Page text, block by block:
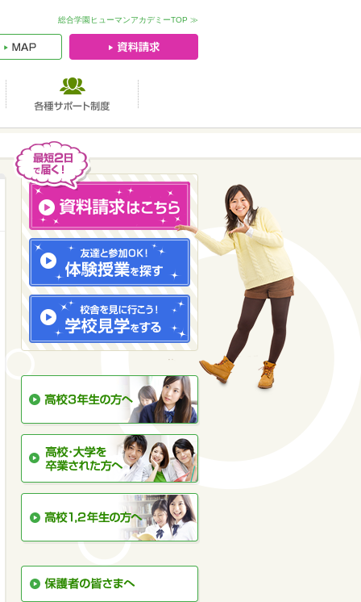
総合学園ヒューマンアカデミーTOP ≫